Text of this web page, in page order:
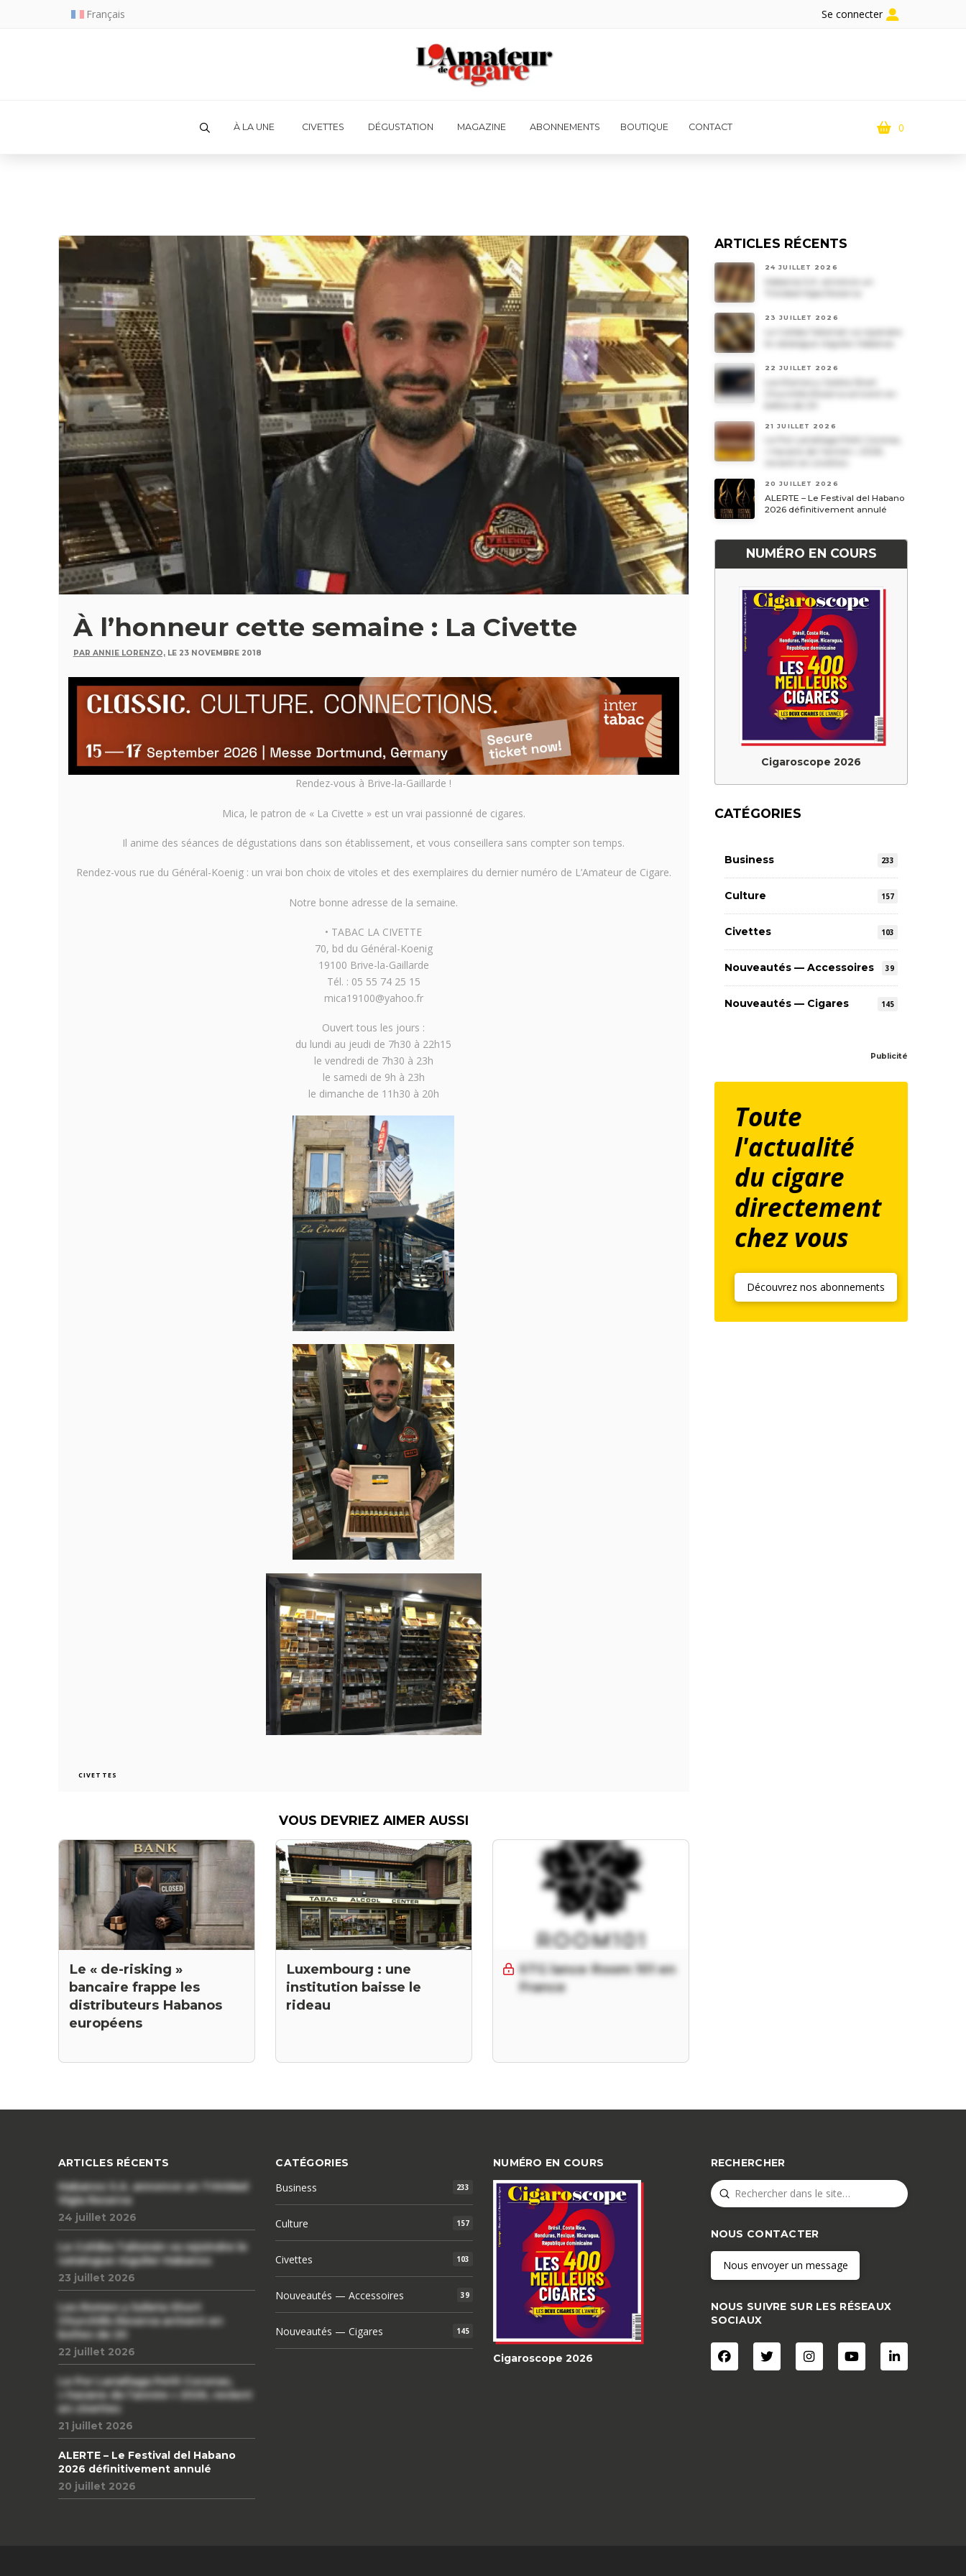
Français Se connecter
À LA UNE CIVETTES DÉGUSTATION MAGAZINE ABONNEMENTS BOUTIQUE CONTACT 0
À l’honneur cette semaine : La Civette
PAR ANNIE LORENZO, LE 23 NOVEMBRE 2018
Rendez-vous à Brive-la-Gaillarde !
Mica, le patron de « La Civette » est un vrai passionné de cigares.
Il anime des séances de dégustations dans son établissement, et vous conseillera sans compter son temps.
Rendez-vous rue du Général-Koenig : un vrai bon choix de vitoles et des exemplaires du dernier numéro de L’Amateur de Cigare.
Notre bonne adresse de la semaine.
• TABAC LA CIVETTE
70, bd du Général-Koenig
19100 Brive-la-Gaillarde
Tél. : 05 55 74 25 15
mica19100@yahoo.fr
Ouvert tous les jours :
du lundi au jeudi de 7h30 à 22h15
le vendredi de 7h30 à 23h
le samedi de 9h à 23h
le dimanche de 11h30 à 20h
CIVETTES
VOUS DEVRIEZ AIMER AUSSI
Le « de-risking »
bancaire frappe les
distributeurs Habanos
européens
Luxembourg : une
institution baisse le
rideau
STG lance Room 101 en
France
ARTICLES RÉCENTS
24 JUILLET 2026
Habanos S.A. annonce un
Trinidad Vigia Reserva
23 JUILLET 2026
Le Cohiba Talismán va rejoindre
le catalogue régulier Habanos
22 JUILLET 2026
Les Romeo y Julieta Short
21 JUILLET 2026
Le Por Larrañaga Petit Coronas,
20 JUILLET 2026
ALERTE – Le Festival del Habano
2026 définitivement annulé
NUMÉRO EN COURS
Cigaroscope 2026
CATÉGORIES
Business 233
Culture 157
Civettes 103
Nouveautés — Accessoires 39
Nouveautés — Cigares 145
Publicité
Toute
l'actualité
du cigare
directement
chez vous
Découvrez nos abonnements
ARTICLES RÉCENTS
Habanos S.A. annonce un Trinidad
Vigia Reserva
24 juillet 2026
Le Cohiba Talismán va rejoindre le
catalogue régulier Habanos
23 juillet 2026
Les Romeo y Julieta Short
Churchills Reserva arrivent en
boîtes de 20
22 juillet 2026
Le Por Larrañaga Petit Coronas,
« havane de l’année » 2026, revient
en civettes
21 juillet 2026
ALERTE – Le Festival del Habano
2026 définitivement annulé
20 juillet 2026
CATÉGORIES
Business 233
Culture 157
Civettes 103
Nouveautés — Accessoires 39
Nouveautés — Cigares 145
NUMÉRO EN COURS
Cigaroscope 2026
RECHERCHER
Search
Submit
NOUS CONTACTER
Nous envoyer un message
NOUS SUIVRE SUR LES RÉSEAUX
SOCIAUX